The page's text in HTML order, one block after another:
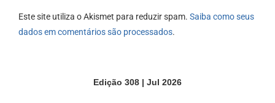
Este site utiliza o Akismet para reduzir spam. Saiba como seus
dados em comentários são processados.
Edição 308 | Jul 2026